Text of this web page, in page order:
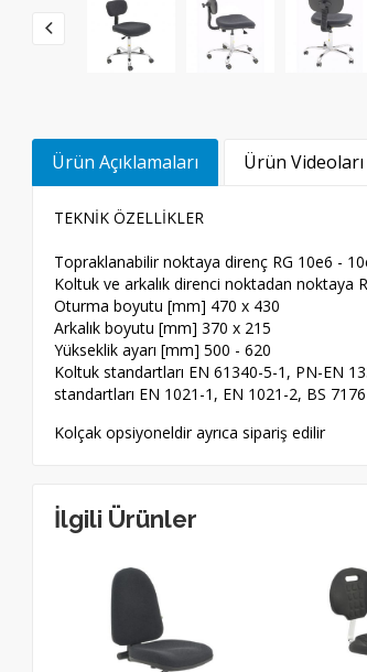
Ürün Açıklamaları Ürün Videoları
TEKNİK ÖZELLİKLER
Topraklanabilir noktaya direnç RG 10e6 -
Koltuk ve arkalık direnci noktadan noktaya
Oturma boyutu [mm] 470 x 430
Arkalık boyutu [mm] 370 x 215
Yükseklik ayarı [mm] 500 - 620
Koltuk standartları EN 61340-5-1, PN-EN
standartları EN 1021-1, EN 1021-2, BS
Kolçak opsiyoneldir ayrıca sipariş edilir
İlgili Ürünler